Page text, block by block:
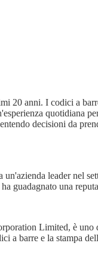
20 anni. I codici a
quotidiana
decisioni da
leader nel
guadagnato una
Limited, è uno
a barre e la stampa